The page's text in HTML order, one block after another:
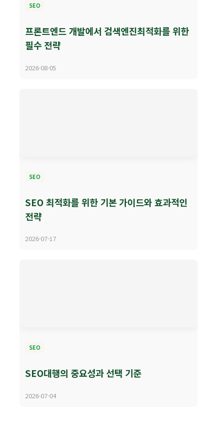
SEO
프론트엔드 개발에서 검색엔진최적화를 위한
필수 전략
2026-08-05
SEO
SEO 최적화를 위한 기본 가이드와 효과적인
전략
2026-07-17
SEO
SEO대행의 중요성과 선택 기준
2026-07-04